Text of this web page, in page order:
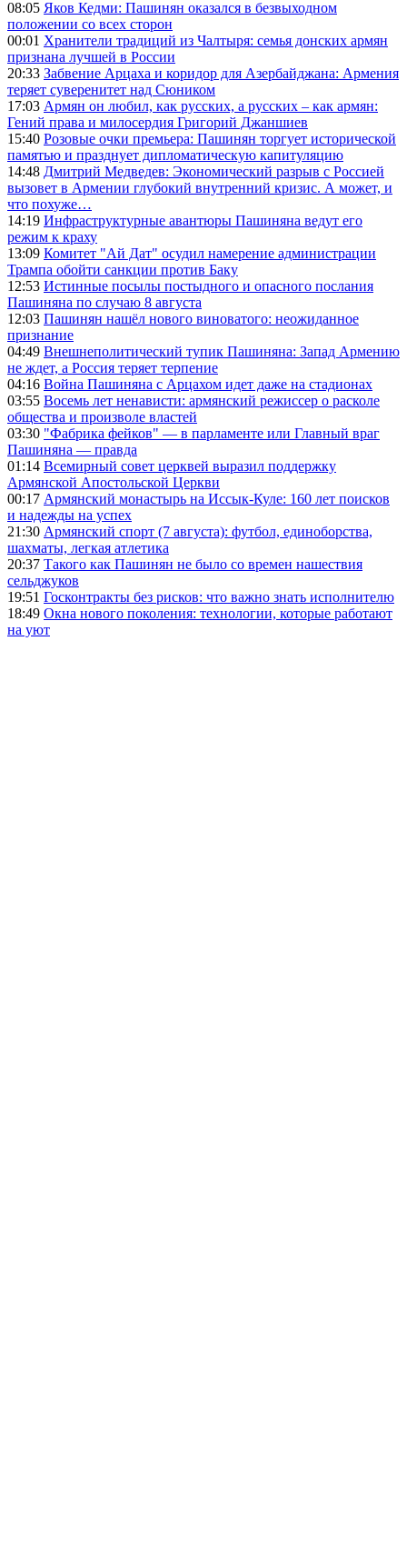
08:05 Яков Кедми: Пашинян оказался в безвыходном
положении со всех сторон
00:01 Хранители традиций из Чалтыря: семья донских армян
признана лучшей в России
20:33 Забвение Арцаха и коридор для Азербайджана: Армения
теряет суверенитет над Сюником
17:03 Армян он любил, как русских, а русских – как армян:
Гений права и милосердия Григорий Джаншиев
15:40 Розовые очки премьера: Пашинян торгует исторической
памятью и празднует дипломатическую капитуляцию
14:48 Дмитрий Медведев: Экономический разрыв с Россией
вызовет в Армении глубокий внутренний кризис. А может, и
что похуже…
14:19 Инфраструктурные авантюры Пашиняна ведут его
режим к краху
13:09 Комитет "Ай Дат" осудил намерение администрации
Трампа обойти санкции против Баку
12:53 Истинные посылы постыдного и опасного послания
Пашиняна по случаю 8 августа
12:03 Пашинян нашёл нового виноватого: неожиданное
признание
04:49 Внешнеполитический тупик Пашиняна: Запад Армению
не ждет, а Россия теряет терпение
04:16 Война Пашиняна с Арцахом идет даже на стадионах
03:55 Восемь лет ненависти: армянский режиссер о расколе
общества и произволе властей
03:30 "Фабрика фейков" — в парламенте или Главный враг
Пашиняна — правда
01:14 Всемирный совет церквей выразил поддержку
Армянской Апостольской Церкви
00:17 Армянский монастырь на Иссык-Куле: 160 лет поисков
и надежды на успех
21:30 Армянский спорт (7 августа): футбол, единоборства,
шахматы, легкая атлетика
20:37 Такого как Пашинян не было со времен нашествия
сельджуков
19:51 Госконтракты без рисков: что важно знать исполнителю
18:49 Окна нового поколения: технологии, которые работают
на уют